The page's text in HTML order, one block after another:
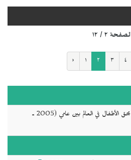
٢ / ١٢
‹ ١ ٢ ٣ ٤
الانتهاكات التي ارتكبت بحق الأطفال في العالم بين عامي (2005 ـ